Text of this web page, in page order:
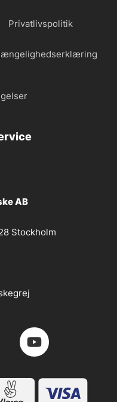
Privatlivspolitik
AB
Stockholm